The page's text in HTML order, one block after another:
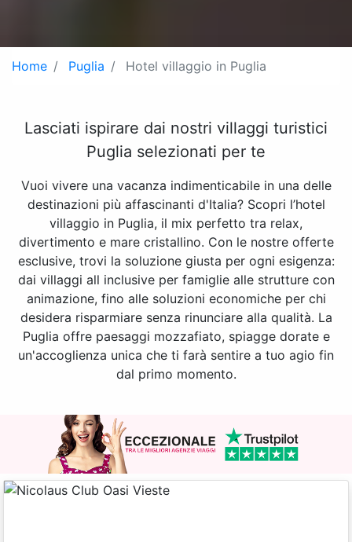
Home Puglia Hotel villaggio in Puglia
Lasciati ispirare dai nostri villaggi turistici
Puglia selezionati per te
Vuoi vivere una vacanza indimenticabile in una delle
destinazioni più affascinanti d'Italia? Scopri l’hotel
villaggio in Puglia, il mix perfetto tra relax,
divertimento e mare cristallino. Con le nostre offerte
esclusive, trovi la soluzione giusta per ogni esigenza:
dai villaggi all inclusive per famiglie alle strutture con
animazione, fino alle soluzioni economiche per chi
desidera risparmiare senza rinunciare alla qualità. La
Puglia offre paesaggi mozzafiato, spiagge dorate e
un'accoglienza unica che ti farà sentire a tuo agio fin
dal primo momento.